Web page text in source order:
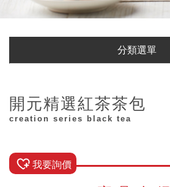
分類選單
開元精選紅茶茶包
creation series black tea
我要詢價